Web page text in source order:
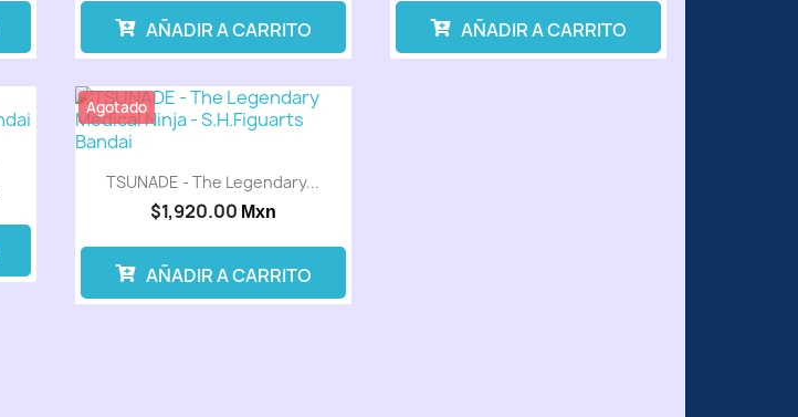
AÑADIR A CARRITO AÑADIR A CARRITO
TSUNADE - The Legendary...
$1,920.00 Mxn
Agotado
AÑADIR A CARRITO